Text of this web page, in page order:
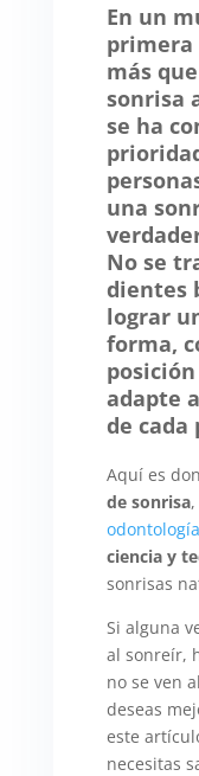
En un
primera
más
sonrisa
se ha
una
No se
dientes
lograr
forma,
adapte
de cada
Aquí es
de sonrisa
ciencia y
sonrisas
Si alguna
al sonreír,
no se ven
deseas
este
necesitas